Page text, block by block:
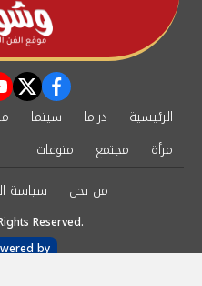
الرئيسية دراما سينما
مرأة
مجتمع
منوعات
من نحن
سياسة
Reserved.
by